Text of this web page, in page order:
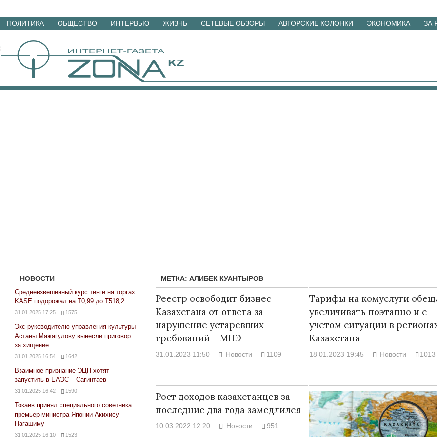
Перейти
материалам
ПОЛИТИКА ОБЩЕСТВО ИНТЕРВЬЮ ЖИЗНЬ СЕТЕВЫЕ ОБЗОРЫ АВТОРСКИЕ КОЛОНКИ ЭКОНОМИКА ЗА
МЕТКА:АЛИБЕК КУАНТЫРОВ
Реестр освободит бизнес
Казахстана от ответа за
нарушение устаревших
требований – МНЭ
31.01.2023 11:50 Новости 1109
Тарифы на комуслуги
увеличивать поэтапно и с
учетом ситуации в
Казахстана
18.01.2023 19:45 Новости 1013
Рост доходов казахстанцев за
последние два года замедлился
10.03.2022 12:20 Новости 951
НОВОСТИ
Средневзвешенный курс тенге на торгах
KASE подорожал на Т0,99 до Т518,2
31.01.2025 17:25 1575
Экс-руководителю управления культуры
Астаны Мажагулову вынесли приговор
за хищение
31.01.2025 16:54 1642
Взаимное признание ЭЦП хотят
запустить в ЕАЭС – Сагинтаев
31.01.2025 16:42 1590
Токаев принял специального советника
премьер-министра Японии Акихису
Нагашиму
31.01.2025 16:10 1523
17.10.2024 17:00 29972
Дарига не ждёт конфискации.
Авиакомпании сравнили с
мошенниками
30.10.2024 14:00 28888
правды»
29.10.2024